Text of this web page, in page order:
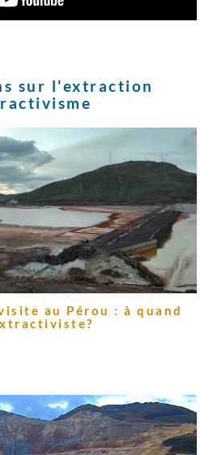
sur l'extraction
au Pérou : à quand